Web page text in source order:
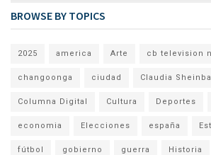
BROWSE BY TOPICS
2025 america Arte cb television
changoonga ciudad Claudia
Columna Digital Cultura Deportes
economia Elecciones españa
fútbol gobierno guerra Historia